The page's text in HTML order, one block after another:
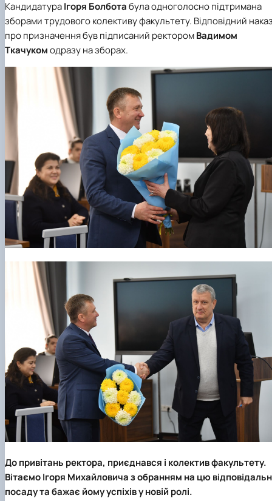
КандидатураІгоря Болботабула одноголосно підтримана
зборами трудового колективу факультету. Відповідний
про призначення був підписаний ректоромВадимом
Ткачукомодразу на зборах.
До привітань ректора, приєднався і колектив факультету.
Вітаємо Ігоря Михайловича з обранням на цю
посаду та бажає йому успіхів у новій ролі.